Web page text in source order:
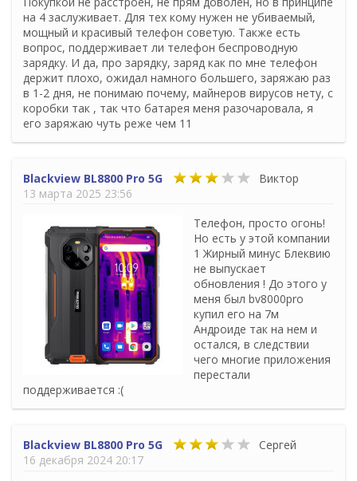
на 4 заслуживает. Для тех кому нужен не убиваемый,
мощный и красивый телефон советую. Также есть
вопрос, поддерживает ли телефон беспроводную
зарядку. И да, про зарядку, заряд как по мне телефон
держит плохо, ожидал намного большего, заряжаю раз
в 1-2 дня, не понимаю почему, майнеров вирусов нету, с
коробки так , так что батарея меня разочаровала, я
его заряжаю чуть реже чем 11
Blackview BL8800 Pro 5G
Виктор
13 марта 2025 23:56
Телефон, просто огонь!
Но есть у этой компании
1 Жирный минус Блеквию
не выпускает
обновления ! До этого у
меня был bv8000pro
купил его на 7м
Андроиде так на нем и
остался, в следствии
чего многие приложения
перестали
поддерживается :(
Blackview BL8800 Pro 5G
Сергей
16 декабря 2024 20:17